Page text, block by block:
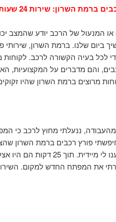
המנעול של הרכב יודע שהמצב
לכל בעיה הקשורה לרכב. לקוחות
והם מדברים על המקצועיות,
מהעבודה, ננעלתי מחוץ לרכב כי
חברה עם ביקורות מצוינות, והם ענו
את המפתח החדש למקום.